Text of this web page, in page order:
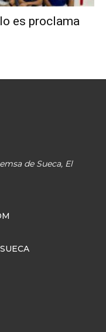
es proclama
de Sueca, El